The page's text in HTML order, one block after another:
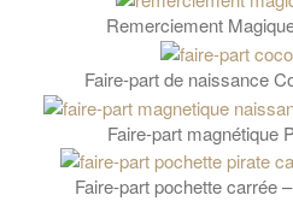
Remerciement
Faire-part de naissance
Faire-part magnétique
Faire-part pochette carrée